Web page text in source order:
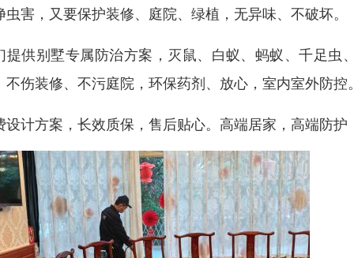
虫害，又要保护装修、庭院、绿植，无异味、不破坏。
提供别墅专属防治方案，灭鼠、白蚁、蚂蚁、千足
不伤装修、不污庭院，环保药剂、放心，室内室外防控
设计方案，长效质保，售后贴心。高端居家，高端防